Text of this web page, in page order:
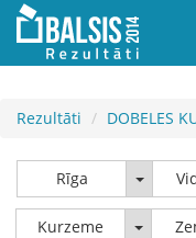
Rezultāti DOBELES
Rīga Rīga
Kurzeme